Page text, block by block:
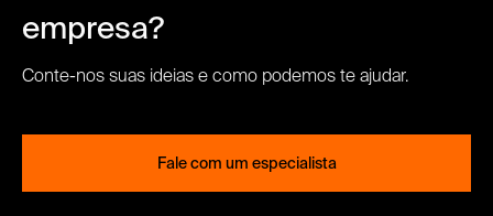
empresa?
Conte-nos suas ideias e como podemos te ajudar.
Fale com um especialista